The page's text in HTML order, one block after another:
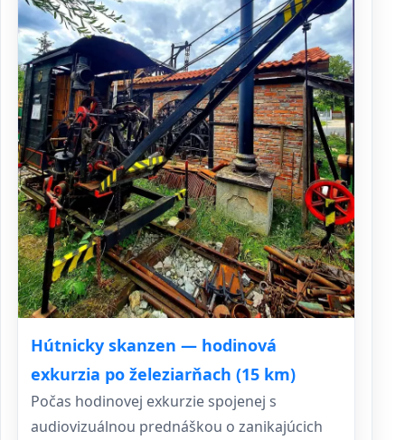
Hútnicky skanzen — hodinová
exkurzia po železiarňach (15 km)
Počas hodinovej exkurzie spojenej s
audiovizuálnou prednáškou o zanikajúcich